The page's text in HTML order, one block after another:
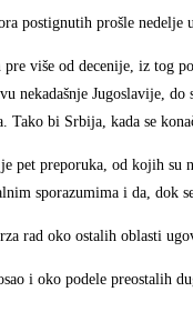
postignutih prošle nedelje
više od decenije, iz tog
nekadašnje Jugoslavije,
Tako bi Srbija, kada se
pet preporuka, od kojih su
sporazumima i da, dok
rad oko ostalih oblasti
i oko podele preostalih